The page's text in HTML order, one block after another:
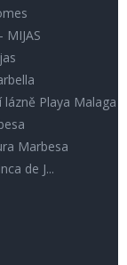
MIJAS
lázně Playa Malaga
Marbesa
de J...